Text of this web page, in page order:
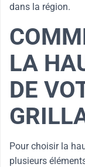
dans la région.
LA
DE
Pour choisir la
plusieurs